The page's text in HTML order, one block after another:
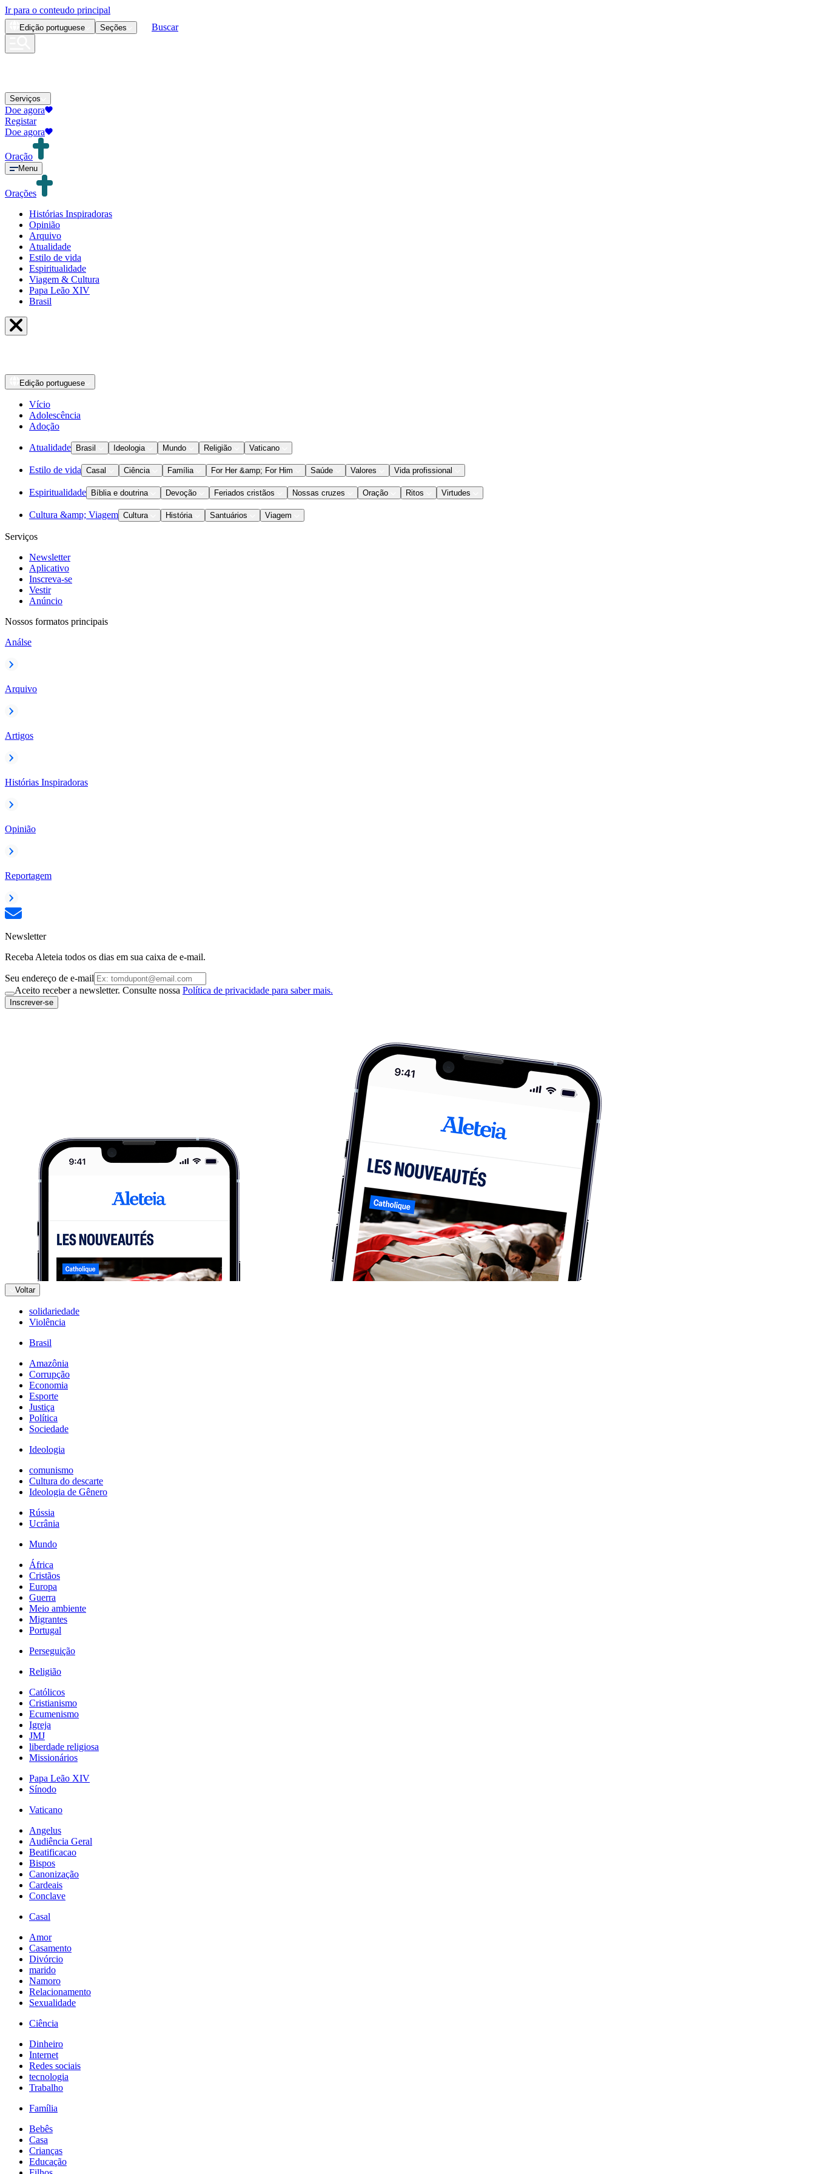
Ir para o conteudo principal
Edição portuguese Seções Buscar
Serviços
Doe agora
Registar
Doe agora
Oração
Menu
Orações
Histórias Inspiradoras
Opinião
Arquivo
Atualidade
Estilo de vida
Espiritualidade
Viagem & Cultura
Papa Leão XIV
Brasil
Edição portuguese
Vício
Adolescência
Adoção
Atualidade Brasil Ideologia Mundo Religião Vaticano
Estilo de vida Casal Ciência Família For Her &amp; For Him Saúde Valores Vida profissional
Espiritualidade Bíblia e doutrina Devoção Feriados cristãos Nossas cruzes Oração Ritos Virtudes
Cultura &amp; Viagem Cultura História Santuários Viagem
Serviços
Newsletter
Aplicativo
Inscreva-se
Vestir
Anúncio
Nossos formatos principais
Análse
Arquivo
Artigos
Histórias Inspiradoras
Opinião
Reportagem
Newsletter
Receba Aleteia todos os dias em sua caixa de e-mail.
Seu endereço de e-mail
Aceito receber a newsletter. Consulte nossa Política de privacidade para saber mais.
Inscrever-se
Voltar
solidariedade
Violência
Brasil
Amazônia
Corrupção
Economia
Esporte
Justiça
Política
Sociedade
Ideologia
comunismo
Cultura do descarte
Ideologia de Gênero
Rússia
Ucrânia
Mundo
África
Cristãos
Europa
Guerra
Meio ambiente
Migrantes
Portugal
Perseguição
Religião
Católicos
Cristianismo
Ecumenismo
Igreja
JMJ
liberdade religiosa
Missionários
Papa Leão XIV
Sínodo
Vaticano
Angelus
Audiência Geral
Beatificacao
Bispos
Canonização
Cardeais
Conclave
Casal
Amor
Casamento
Divórcio
marido
Namoro
Relacionamento
Sexualidade
Ciência
Dinheiro
Internet
Redes sociais
tecnologia
Trabalho
Família
Bebês
Casa
Crianças
Educação